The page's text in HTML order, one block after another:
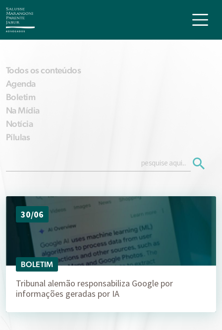
Todos os conteúdos
Agenda
Boletim
Na Mídia
Notícia
Pílulas
30/06
BOLETIM
Tribunal alemão responsabiliza Google por
informações geradas por IA